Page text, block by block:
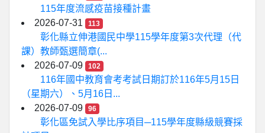
115年度流感疫苗接種計畫
2026-07-31
113
彰化縣立伸港國民中學115學年度第3次代理（代
課）教師甄選簡章(...
2026-07-09
102
116年國中教育會考考試日期訂於116年5月15日
（星期六）、5月16日...
2026-07-09
96
彰化區免試入學比序項目─115學年度縣級競賽採